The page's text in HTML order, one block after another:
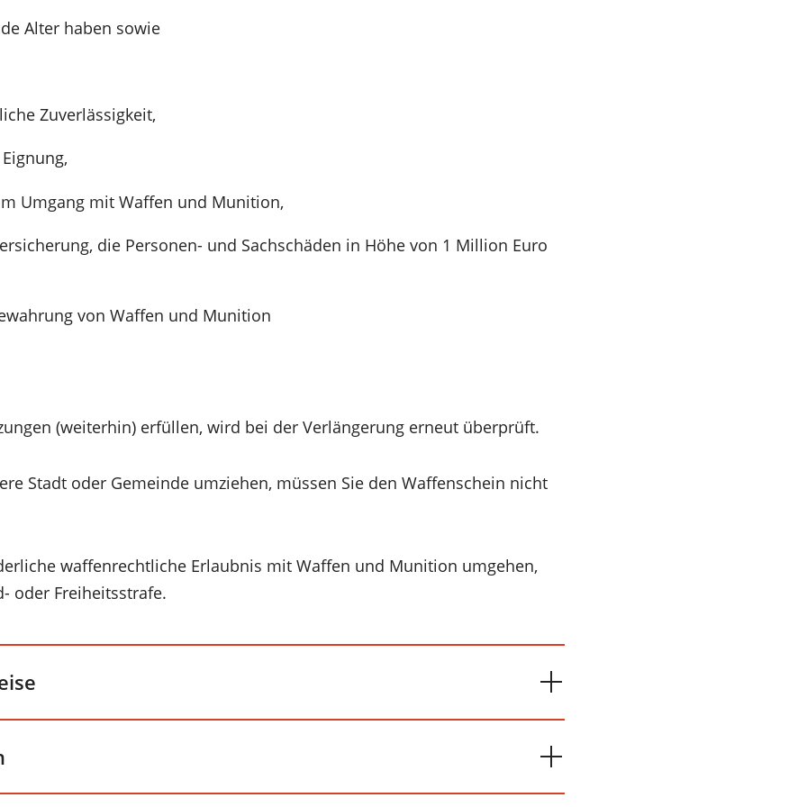
Alter haben sowie
Zuverlässigkeit,
Umgang mit Waffen und Munition,
die Personen- und Sachschäden in Höhe von 1 Million Euro
von Waffen und Munition
(weiterhin) erfüllen, wird bei der Verlängerung erneut überprüft.
Stadt oder Gemeinde umziehen, müssen Sie den Waffenschein nicht
waffenrechtliche Erlaubnis mit Waffen und Munition umgehen,
oder Freiheitsstrafe.